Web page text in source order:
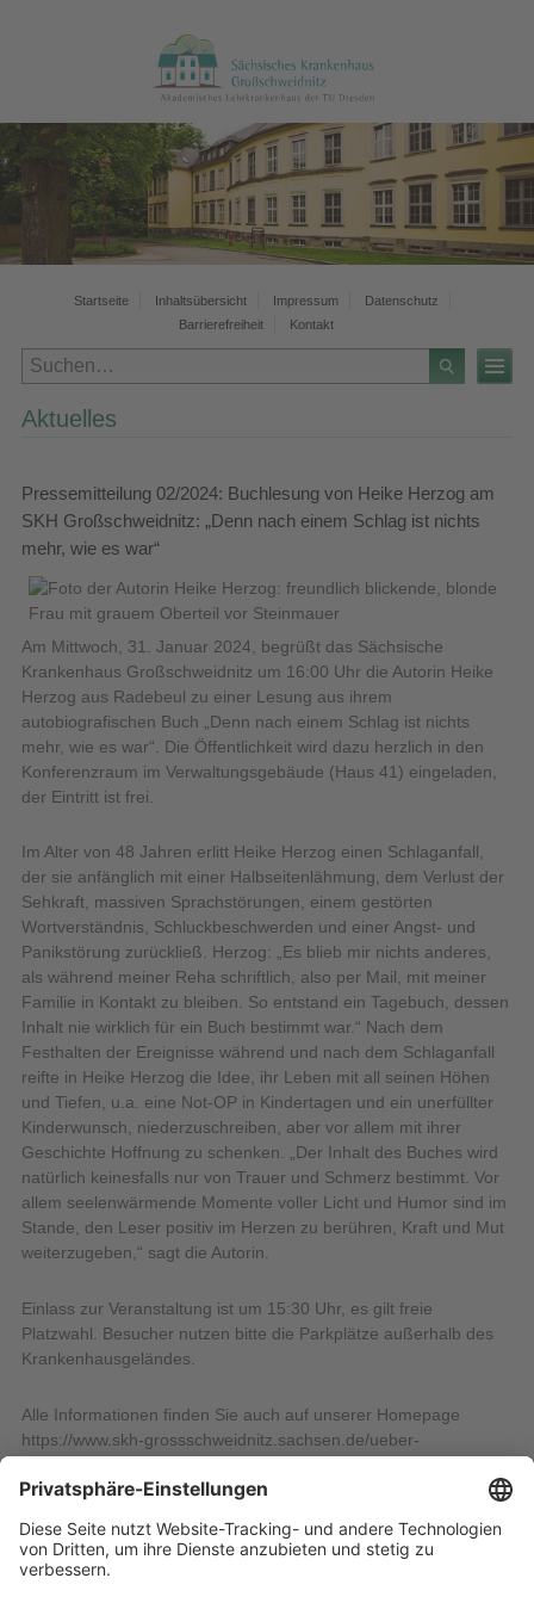
Startseite Inhaltsübersicht Impressum
Datenschutz
Barrierefreiheit
Kontakt
Aktuelles
Pressemitteilung 02/2024: Buchlesung von Heike Herzog am
SKH Großschweidnitz: „Denn nach einem Schlag ist nichts
mehr, wie es war“
Am Mittwoch, 31. Januar 2024, begrüßt das Sächsische
Krankenhaus Großschweidnitz um 16:00 Uhr die Autorin Heike
Herzog aus Radebeul zu einer Lesung aus ihrem
autobiografischen Buch „Denn nach einem Schlag ist nichts
mehr, wie es war“. Die Öffentlichkeit wird dazu herzlich in den
Konferenzraum im Verwaltungsgebäude (Haus 41) eingeladen,
der Eintritt ist frei.
Im Alter von 48 Jahren erlitt Heike Herzog einen Schlaganfall,
der sie anfänglich mit einer Halbseitenlähmung, dem Verlust der
Sehkraft, massiven Sprachstörungen, einem gestörten
Wortverständnis, Schluckbeschwerden und einer Angst- und
Panikstörung zurückließ. Herzog: „Es blieb mir nichts anderes,
als während meiner Reha schriftlich, also per Mail, mit meiner
Familie in Kontakt zu bleiben. So entstand ein Tagebuch, dessen
Inhalt nie wirklich für ein Buch bestimmt war.“ Nach dem
Festhalten der Ereignisse während und nach dem Schlaganfall
reifte in Heike Herzog die Idee, ihr Leben mit all seinen Höhen
und Tiefen, u.a. eine Not-OP in Kindertagen und ein unerfüllter
Kinderwunsch, niederzuschreiben, aber vor allem mit ihrer
Geschichte Hoffnung zu schenken. „Der Inhalt des Buches wird
natürlich keinesfalls nur von Trauer und Schmerz bestimmt. Vor
allem seelenwärmende Momente voller Licht und Humor sind im
Stande, den Leser positiv im Herzen zu berühren, Kraft und Mut
weiterzugeben,“ sagt die Autorin.
Einlass zur Veranstaltung ist um 15:30 Uhr, es gilt freie
Platzwahl. Besucher nutzen bitte die Parkplätze außerhalb des
Krankenhausgeländes.
Alle Informationen finden Sie auch auf unserer Homepage
https://www.skh-grossschweidnitz.sachsen.de/ueber-
Bildquelle: Heike Herzog
16.01.2024